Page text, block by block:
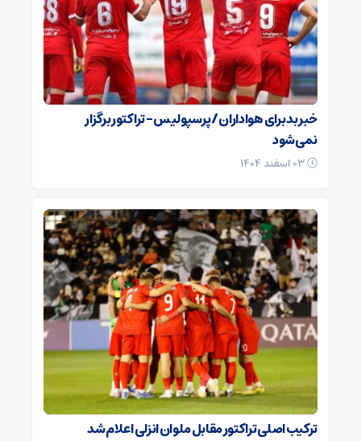
خبر بد برای هواداران / پرسپولیس – تراکتور برگزار
نمی‌شود
ترکیب اصلی تراکتور مقابل ملوان انزلی اعلام شد